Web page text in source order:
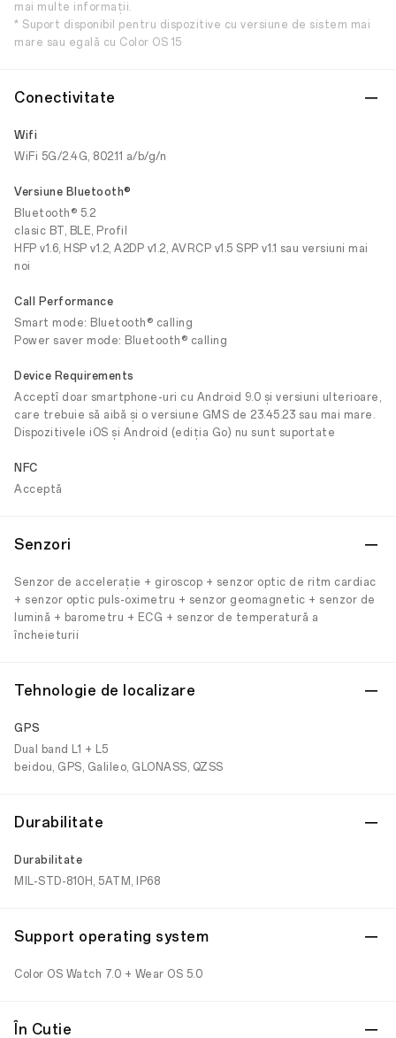
mai multe informații.
* Suport disponibil pentru dispozitive cu versiune de sistem mai
mare sau egală cu Color OS 15
Conectivitate
Wifi
WiFi 5G/2.4G, 802.11 a/b/g/n
Versiune Bluetooth®
Bluetooth® 5.2
clasic BT, BLE, Profil
HFP v1.6, HSP v1.2, A2DP v1.2, AVRCP v1.5 SPP v1.1 sau versiuni mai
noi
Call Performance
Smart mode: Bluetooth® calling
Power saver mode: Bluetooth® calling
Device Requirements
Acceptî doar smartphone-uri cu Android 9.0 și versiuni ulterioare,
care trebuie să aibă și o versiune GMS de 23.45.23 sau mai mare.
Dispozitivele iOS și Android (ediția Go) nu sunt suportate
NFC
Acceptă
Senzori
Senzor de accelerație + giroscop + senzor optic de ritm cardiac
+ senzor optic puls-oximetru + senzor geomagnetic + senzor de
lumină + barometru + ECG + senzor de temperatură a
încheieturii
Tehnologie de localizare
GPS
Dual band L1 + L5
beidou, GPS, Galileo, GLONASS, QZSS
Durabilitate
Durabilitate
MIL-STD-810H, 5ATM, IP68
Support operating system
Color OS Watch 7.0 + Wear OS 5.0
În Cutie